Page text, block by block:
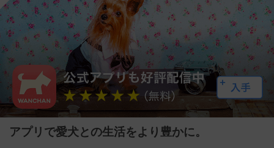
アプリで愛犬との生活をより豊かに。